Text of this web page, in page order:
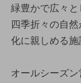
緑豊かで広々と
四季折々の自
化に親しめる施
オールシーズ